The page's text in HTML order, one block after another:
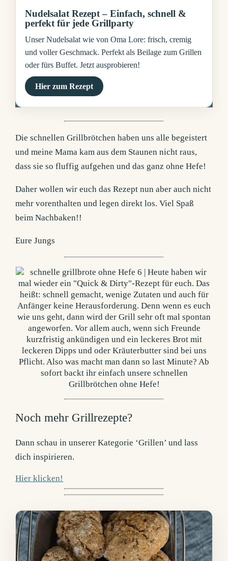
Nudelsalat Rezept – Einfach, schnell &
perfekt für jede Grillparty
Unser Nudelsalat wie von Oma Lore: frisch, cremig
und voller Geschmack. Perfekt als Beilage zum Grillen
oder fürs Buffet. Jetzt ausprobieren!
Hier zum Rezept
Die schnellen Grillbrötchen haben uns alle begeistert
und meine Mama kam aus dem Staunen nicht raus,
dass sie so fluffig aufgehen und das ganz ohne Hefe!
Daher wollen wir euch das Rezept nun aber auch nicht
mehr vorenthalten und legen direkt los. Viel Spaß
beim Nachbaken!!
Eure Jungs
Noch mehr Grillrezepte?
Dann schau in unserer Kategorie ‘Grillen’ und lass
dich inspirieren.
Hier klicken!